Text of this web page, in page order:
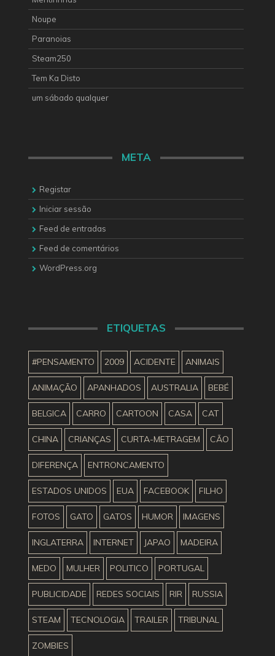
Noupe
Paranoias
Steam250
Tem Ka Disto
um sábado qualquer
META
Registar
Iniciar sessão
Feed de entradas
Feed de comentários
WordPress.org
ETIQUETAS
#PENSAMENTO 2009 ACIDENTE ANIMAIS
ANIMAÇÃO APANHADOS AUSTRALIA BEBÉ
BELGICA CARRO CARTOON CASA CAT
CHINA CRIANÇAS CURTA-METRAGEM CÃO
DIFERENÇA ENTRONCAMENTO
ESTADOS UNIDOS EUA FACEBOOK FILHO
FOTOS GATO GATOS HUMOR IMAGENS
INGLATERRA INTERNET JAPAO MADEIRA
MEDO MULHER POLITICO PORTUGAL
PUBLICIDADE REDES SOCIAIS RIR RUSSIA
STEAM TECNOLOGIA TRAILER TRIBUNAL
ZOMBIES